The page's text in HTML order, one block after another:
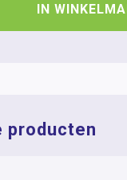
IN
producten